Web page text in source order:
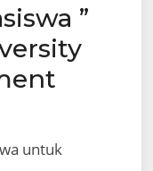
”
untuk